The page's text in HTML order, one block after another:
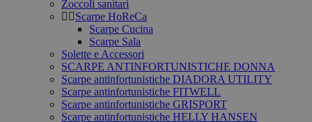
Zoccoli sanitari
Scarpe HoReCa
Scarpe Cucina
Scarpe Sala
Solette e Accessori
SCARPE ANTINFORTUNISTICHE DONNA
Scarpe antinfortunistiche DIADORA UTILITY
Scarpe antinfortunistiche FITWELL
Scarpe antinfortunistiche GRISPORT
Scarpe antinfortunistiche HELLY HANSEN